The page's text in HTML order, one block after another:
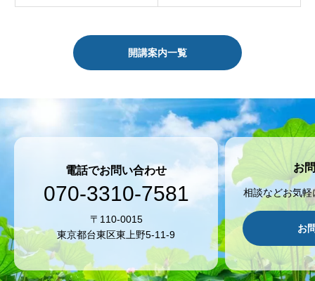
開講案内一覧
電話でお問い合わせ
070-3310-7581
〒110-0015
東京都台東区東上野5-11-9
お
相談などお気
お